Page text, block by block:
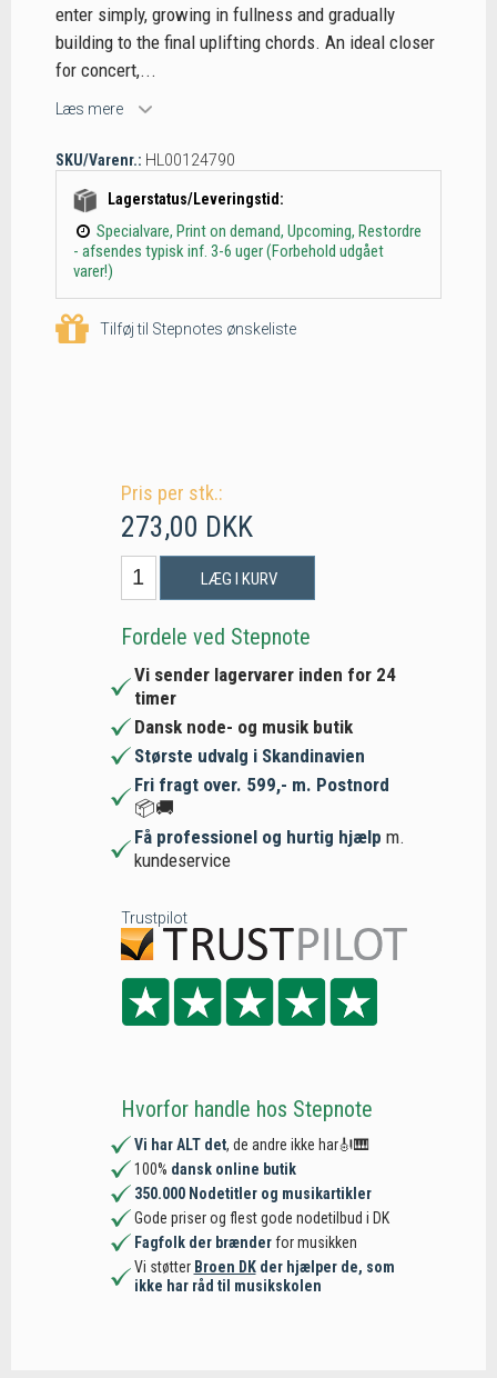
enter simply, growing in fullness and gradually
building to the final uplifting chords. An ideal closer
for concert,...
Læs mere
SKU/Varenr.: HL00124790
Lagerstatus/Leveringstid:
Specialvare, Print on demand, Upcoming, Restordre
- afsendes typisk inf. 3-6 uger (Forbehold udgået
varer!)
Tilføj til Stepnotes ønskeliste
Pris per stk.:
273,00 DKK
LÆG I KURV
Fordele ved Stepnote
Vi sender lagervarer inden for 24
timer
Dansk node- og musik butik
Største udvalg i Skandinavien
Fri fragt over. 599,- m. Postnord
📦🚚
Få professionel og hurtig hjælp m.
kundeservice
Trustpilot
Hvorfor handle hos Stepnote
Vi har ALT det, de andre ikke har🎻🎹
100% dansk online butik
350.000 Nodetitler og musikartikler
Gode priser og flest gode nodetilbud i DK
Fagfolk der brænderfor musikken
Vi støtter Broen DKder hjælper de, som
ikke har råd til musikskolen